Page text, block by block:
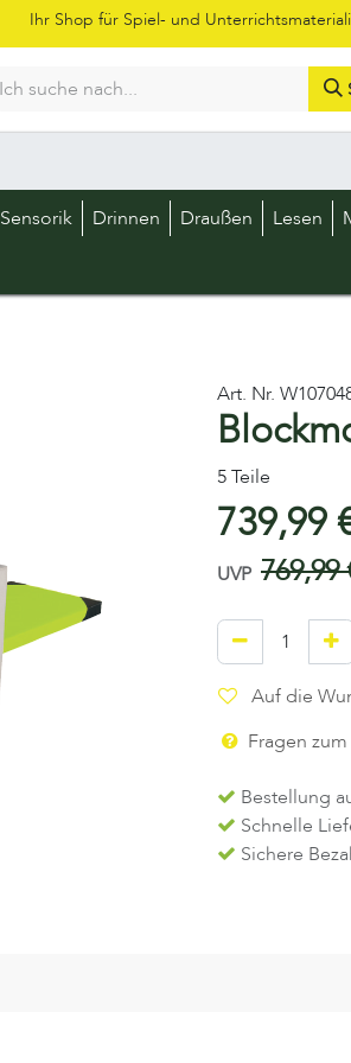
Ihr Shop für Spiel- und
Sensorik Drinnen Draußen Lesen
Art. Nr.
5 Teile
739,99
UVP 769,99
Auf die
Fragen
Bestellung
Schnelle
Sichere